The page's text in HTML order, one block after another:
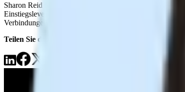
Sharon Reid ist
Einstiegslevel bis zur C-Suite in Branchen wie Pharma,
Verbindungen während des gesamten
Teilen Sie dieses Event